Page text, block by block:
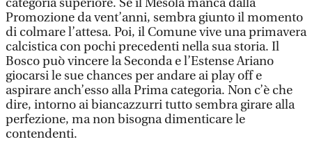
categoria superiore. Se il Mesola manca dalla
Promozione da vent’anni, sembra giunto il momento
di colmare l’attesa. Poi, il Comune vive una primavera
calcistica con pochi precedenti nella sua storia. Il
Bosco può vincere la Seconda e l’Estense Ariano
giocarsi le sue chances per andare ai play off e
aspirare anch’esso alla Prima categoria. Non c’è che
dire, intorno ai biancazzurri tutto sembra girare alla
perfezione, ma non bisogna dimenticare le
contendenti.